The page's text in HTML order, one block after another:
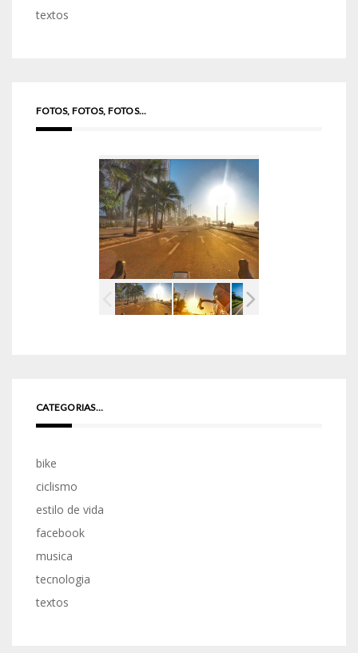
textos
FOTOS, FOTOS, FOTOS...
CATEGORIAS…
bike
ciclismo
estilo de vida
facebook
musica
tecnologia
textos